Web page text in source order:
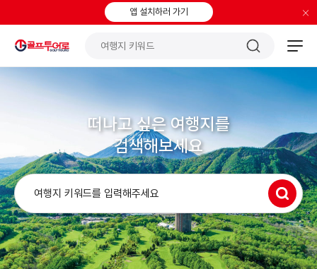
앱 설치하러 가기 ×
떠나고 싶은 여행지를
검색해보세요